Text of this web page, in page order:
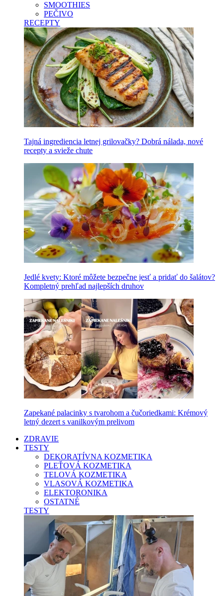
SMOOTHIES
PEČIVO
RECEPTY
Tajná ingrediencia letnej grilovačky? Dobrá nálada, nové
recepty a svieže chute
Jedlé kvety: Ktoré môžete bezpečne jesť a pridať do šalátov?
Kompletný prehľad najlepších druhov
Zapekané palacinky s tvarohom a čučoriedkami: Krémový
letný dezert s vanilkovým prelivom
ZDRAVIE
TESTY
DEKORATÍVNA KOZMETIKA
PLEŤOVÁ KOZMETIKA
TELOVÁ KOZMETIKA
VLASOVÁ KOZMETIKA
ELEKTORONIKA
OSTATNÉ
TESTY